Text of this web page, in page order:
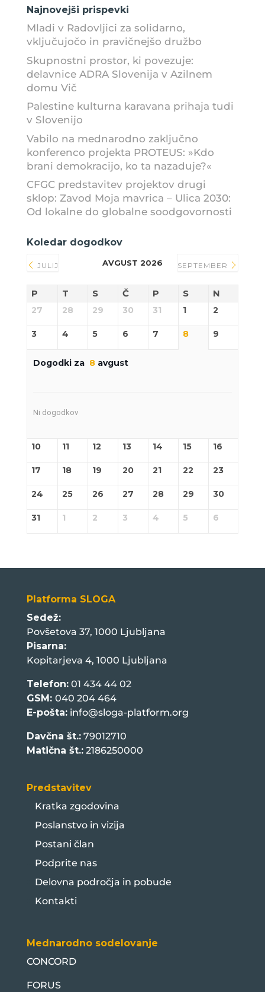
Najnovejši prispevki
Mladi v Radovljici za solidarno,
vključujočo in pravičnejšo družbo
Skupnostni prostor, ki povezuje:
delavnice ADRA Slovenija v Azilnem
domu Vič
Palestine kulturna karavana prihaja tudi
v Slovenijo
Vabilo na mednarodno zaključno
konferenco projekta PROTEUS: »Kdo
brani demokracijo, ko ta nazaduje?«
CFGC predstavitev projektov drugi
sklop: Zavod Moja mavrica – Ulica 2030:
Od lokalne do globalne soodgovornosti
Koledar dogodkov
JULIJ AVGUST 2026 SEPTEMBER
P T S Č P S N
27 28 29 30 31 1 2
3 4 5 6 7 8 9
Dogodki za 8avgust
Ni dogodkov
10 11 12 13 14 15 16
17 18 19 20 21 22 23
24 25 26 27 28 29 30
31 1 2 3 4 5 6
Platforma SLOGA
Sedež:
Povšetova 37, 1000 Ljubljana
Pisarna:
Kopitarjeva 4, 1000 Ljubljana
Telefon:01 434 44 02
GSM: 040 204 464
E-pošta: info@sloga-platform.org
Davčna št.:79012710
Matična št.:2186250000
Predstavitev
Kratka zgodovina
Poslanstvo in vizija
Postani član
Podprite nas
Delovna področja in pobude
Kontakti
Mednarodno sodelovanje
CONCORD
FORUS